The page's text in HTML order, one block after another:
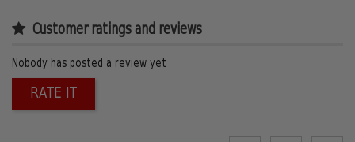
Customer ratings and reviews
Nobody has posted a review yet
RATE IT